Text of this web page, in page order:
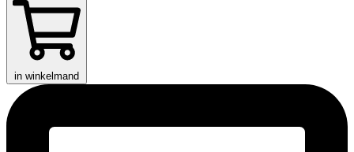
in winkelmand